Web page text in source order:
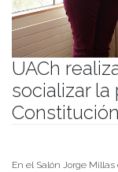
UACh
socializar
En el Salón Jorge